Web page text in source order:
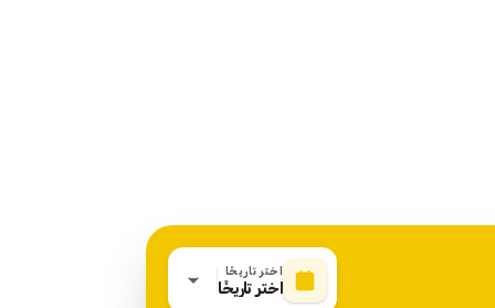
اختر تاريخًا
اختر تاريخًا